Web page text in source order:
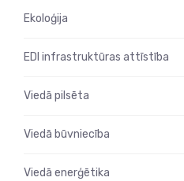
Ekoloģija
EDI infrastruktūras attīstība
Viedā pilsēta
Viedā būvniecība
Viedā enerģētika